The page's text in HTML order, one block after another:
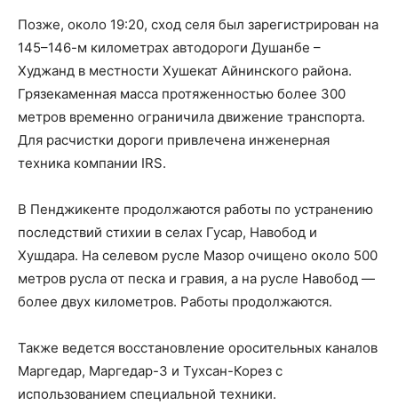
Позже, около 19:20, сход селя был зарегистрирован на
145–146-м километрах автодороги Душанбе –
Худжанд в местности Хушекат Айнинского района.
Грязекаменная масса протяженностью более 300
метров временно ограничила движение транспорта.
Для расчистки дороги привлечена инженерная
техника компании IRS.
В Пенджикенте продолжаются работы по устранению
последствий стихии в селах Гусар, Навобод и
Хушдара. На селевом русле Мазор очищено около 500
метров русла от песка и гравия, а на русле Навобод —
более двух километров. Работы продолжаются.
Также ведется восстановление оросительных каналов
Маргедар, Маргедар-3 и Тухсан-Корез с
использованием специальной техники.